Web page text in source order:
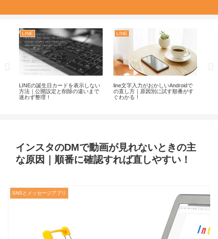
LINE
LINEの誕生日カードを表示しない
方法｜公開設定と削除の違いまで
迷わず整理！
LINE
line文字入力がおかしいAndroidで
の直し方｜原因別に試す順番がす
ぐわかる！
インスタのDMで動画が見れないときの主
な原因｜順番に確認すれば直しやすい！
SNSとメッセージアプリ